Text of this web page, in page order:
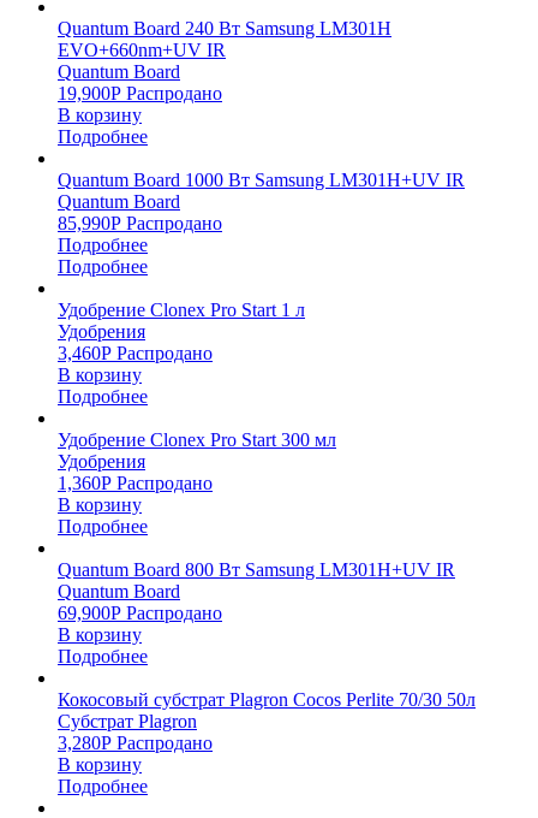
Quantum Board 240 Вт Samsung LM301H
EVO+660nm+UV IR
Quantum Board
19,900Р Распродано
В корзину
Подробнее
Quantum Board 1000 Вт Samsung LM301H+UV IR
Quantum Board
85,990Р Распродано
Подробнее
Подробнее
Удобрение Clonex Pro Start 1 л
Удобрения
3,460Р Распродано
В корзину
Подробнее
Удобрение Clonex Pro Start 300 мл
Удобрения
1,360Р Распродано
В корзину
Подробнее
Quantum Board 800 Вт Samsung LM301H+UV IR
Quantum Board
69,900Р Распродано
В корзину
Подробнее
Кокосовый субстрат Plagron Cocos Perlite 70/30 50л
Субстрат Plagron
3,280Р Распродано
В корзину
Подробнее